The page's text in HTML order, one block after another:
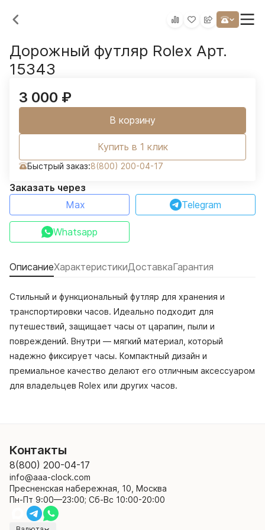
Дорожный футляр Rolex Арт.
15343
3 000 ₽
В корзину
Купить в 1 клик
Быстрый заказ:8(800) 200-04-17
Заказать через
Max
Telegram
Whatsapp
ОписаниеХарактеристикиДоставкаГарантия
Стильный и функциональный футляр для хранения и
транспортировки часов. Идеально подходит для
путешествий, защищает часы от царапин, пыли и
повреждений. Внутри — мягкий материал, который
надежно фиксирует часы. Компактный дизайн и
премиальное качество делают его отличным аксессуаром
для владельцев Rolex или других часов.
Контакты
8(800) 200-04-17
info@aaa-clock.com
Пресненская набережная, 10, Москва
Пн-Пт 9:00—23:00; Сб-Вс 10:00-20:00